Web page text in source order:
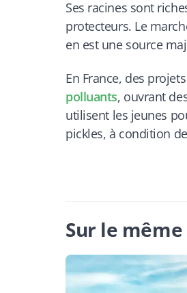
Ses racines sont
protecteurs. Le
en est une source
En France, des
polluants, ouvrant
utilisent les jeunes
pickles, à condition
Sur le